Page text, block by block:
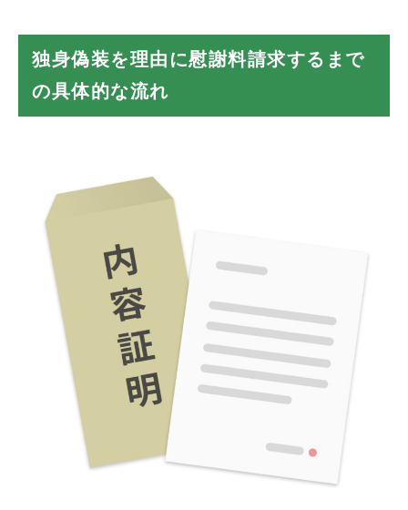
独身偽装を理由に慰謝料請求するまで
の具体的な流れ